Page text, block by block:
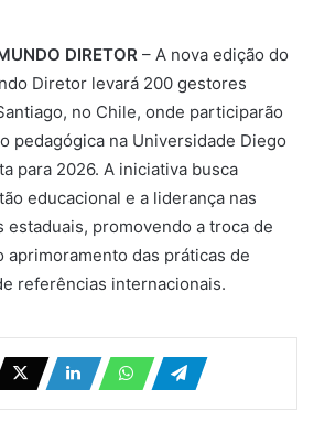
DIRETOR – A nova edição do
Diretor levará 200 gestores
no Chile, onde participarão
pedagógica na Universidade Diego
para 2026. A iniciativa busca
educacional e a liderança nas
estaduais, promovendo a troca de
aprimoramento das práticas de
referências internacionais.